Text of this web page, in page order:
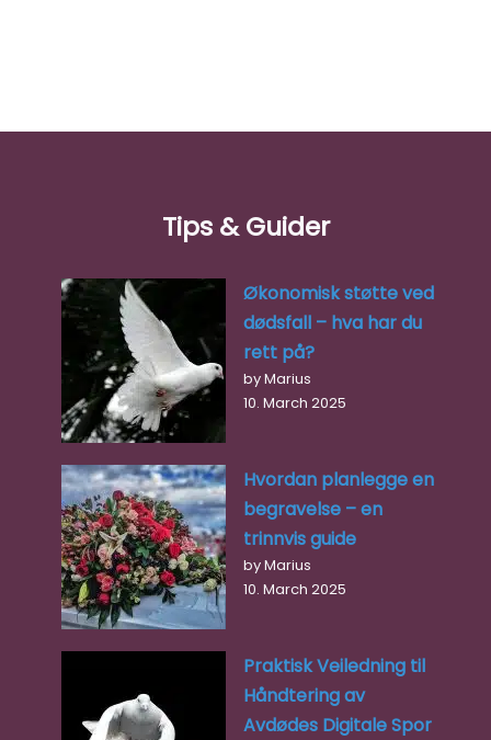
Tips & Guider
Økonomisk støtte ved
dødsfall – hva har du
rett på?
by Marius
10. March 2025
Hvordan planlegge en
begravelse – en
trinnvis guide
by Marius
10. March 2025
Praktisk Veiledning til
Håndtering av
Avdødes Digitale Spor